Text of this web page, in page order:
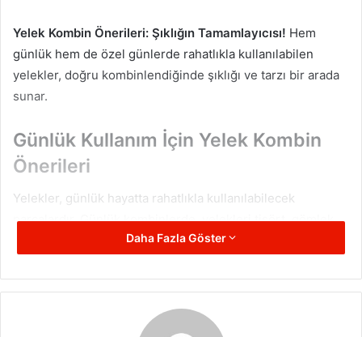
Yelek Kombin Önerileri: Şıklığın Tamamlayıcısı! Hem
günlük hem de özel günlerde rahatlıkla kullanılabilen
yelekler, doğru kombinlendiğinde şıklığı ve tarzı bir arada
sunar.
Günlük Kullanım İçin Yelek Kombin
Önerileri
Yelekler, günlük hayatta rahatlıkla kullanılabilecek
parçalardır. Günlük kombinlerde, yelekleri tişört, gömlek
veya kazaklarla tamamlayabilirsiniz. Özellikle kot pantolon
görünüm elde edebilirsiniz. Kadınlar için uzun yelek
hem rahat hem de şık bir kombin oluşturur.
Daha Fazla Göster